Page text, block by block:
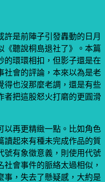
是前陣子引發轟動的日月
《聽說桐島退社了》。本篇
的環環相扣，但影子還是在
社會的評論，本來以為是老
得也沒那麼老調，還是有些
者把這股怒火打磨的更圓滑
以再更精緻一點。比如角色
讀起來有種未完成作品的質
號有象徵意義，則使用代號
會事件的脈絡太過相似，
事，失去了懸疑感，大約是